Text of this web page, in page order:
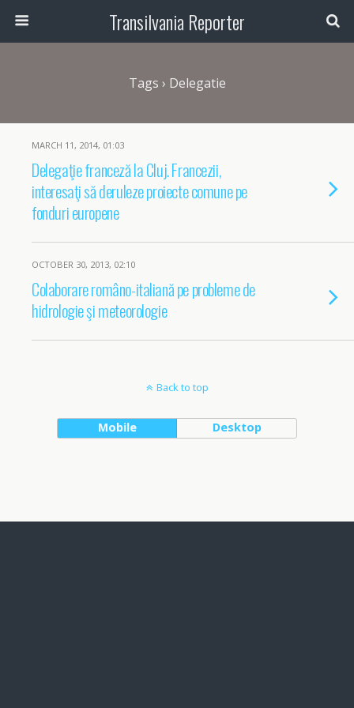
Transilvania Reporter
Tags › Delegatie
MARCH 11, 2014, 01:03
Delegaţie franceză la Cluj. Francezii,
interesaţi să deruleze proiecte comune pe
fonduri europene
OCTOBER 30, 2013, 02:10
Colaborare româno-italiană pe probleme de
hidrologie şi meteorologie
Back to top
Mobile Desktop